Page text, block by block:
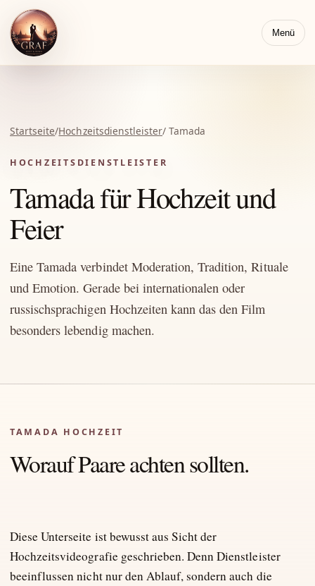
Menü
Startseite/Hochzeitsdienstleister/ Tamada
HOCHZEITSDIENSTLEISTER
Tamada für Hochzeit und
Feier
Eine Tamada verbindet Moderation, Tradition, Rituale
und Emotion. Gerade bei internationalen oder
russischsprachigen Hochzeiten kann das den Film
besonders lebendig machen.
TAMADA HOCHZEIT
Worauf Paare achten sollten.
Diese Unterseite ist bewusst aus Sicht der
Hochzeitsvideografie geschrieben. Denn Dienstleister
beeinflussen nicht nur den Ablauf, sondern auch die